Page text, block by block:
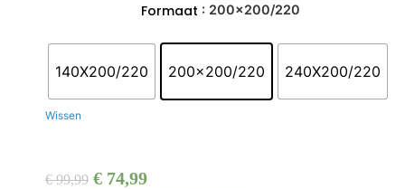
Formaat : 200x200/220
140X200/220 200x200/220 240X200/220
Wissen
€99,99 € 74,99